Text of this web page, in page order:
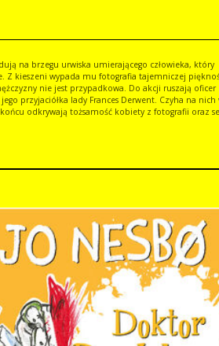
na brzegu urwiska umierającego człowieka, który
Z kieszeni wypada mu fotografia tajemniczej
nie jest przypadkowa. Do akcji ruszają oficer
przyjaciółka lady Frances Derwent. Czyha na nich
odkrywają tożsamość kobiety z fotografii oraz